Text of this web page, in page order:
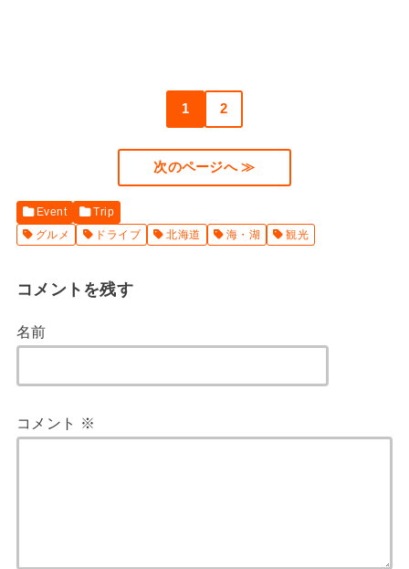
1 2
次のページへ ≫
Event
Trip
グルメ
ドライブ 北海道 海・湖 観光
コメントを残す
名前
コメント ※